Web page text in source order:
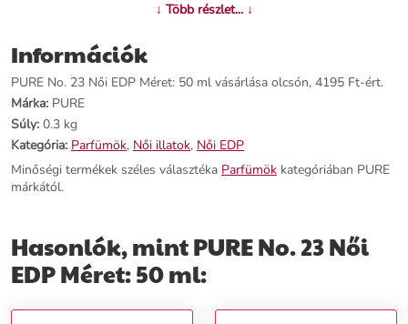
↓ Több részlet... ↓
Információk
PURE No. 23 Női EDP Méret: 50 ml vásárlása olcsón, 4195 Ft-ért.
Márka: PURE
Súly: 0.3 kg
Kategória: Parfümök, Női illatok, Női EDP
Minőségi termékek széles választéka Parfümök kategóriában PURE
márkától.
Hasonlók, mint PURE No. 23 Női
EDP Méret: 50 ml: